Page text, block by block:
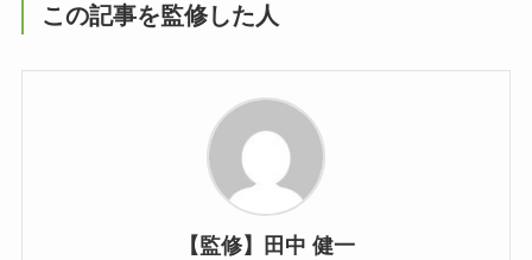
この記事を監修した人
【監修】田中 健一